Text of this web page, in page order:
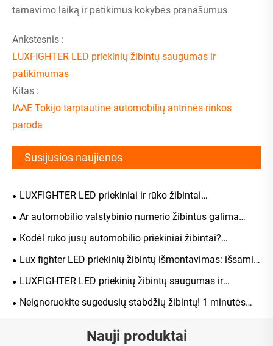
tarnavimo laiką ir patikimus kokybės pranašumus
Ankstesnis :
LUXFIGHTER LED priekinių žibintų saugumas ir
patikimumas
Kitas :
IAAE Tokijo tarptautinė automobilių antrinės rinkos
paroda
Susijusios naujienos
LUXFIGHTER LED priekiniai ir rūko žibintai
AUTOMOTIVE PARTS Expo sulaukė plataus pripažinimo
Ar automobilio valstybinio numerio žibintus galima
pakeisti LED?
Kodėl rūko jūsų automobilio priekiniai žibintai?
Atskirkite įprastus įvykius nuo gedimų, Mokslinis
sprendimų ir priežiūros vadovas
Lux fighter LED priekinių žibintų išmontavimas: išsami
jų struktūros, šviesos spinduliavimo principų ir
pagrindinių privalumų analizė
LUXFIGHTER LED priekinių žibintų saugumas ir
patikimumas
Neignoruokite sugedusių stabdžių žibintų! 1 minutės
Nauji produktai